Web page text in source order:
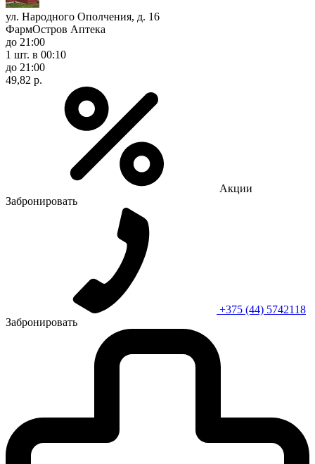
ул. Народного Ополчения, д. 16
ФармОстров Аптека
до 21:00
1 шт. в 00:10
до 21:00
49,82 р.
Акции
Забронировать
+375 (44) 5742118
Забронировать